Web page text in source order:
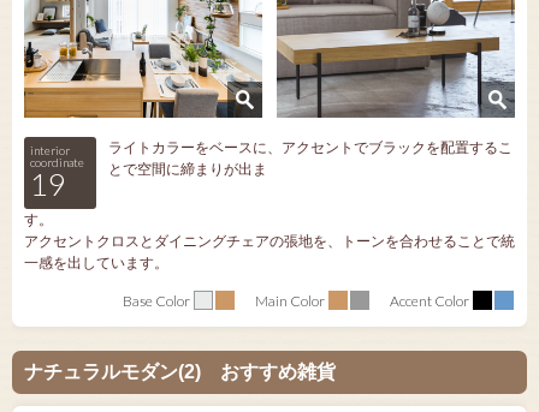
interior
coordinate
19
ライトカラーをベースに、アクセントでブラックを配置するこ
とで空間に締まりが出ま
す。
アクセントクロスとダイニングチェアの張地を、トーンを合わせることで統
一感を出しています。
Base Color Main Color Accent Color
ナチュラルモダン(2) おすすめ雑貨